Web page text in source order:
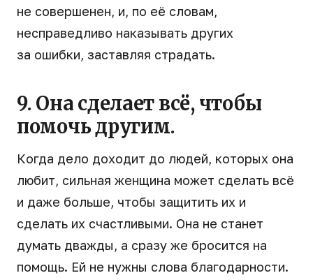
не совершенен, и, по её словам,
несправедливо наказывать других
за ошибки, заставляя страдать.
9. Она сделает всё, чтобы
помочь другим.
Когда дело доходит до людей, которых она
любит, сильная женщина может сделать всё
и даже больше, чтобы защитить их и
сделать их счастливыми. Она не станет
думать дважды, а сразу же бросится на
помощь. Ей не нужны слова благодарности.